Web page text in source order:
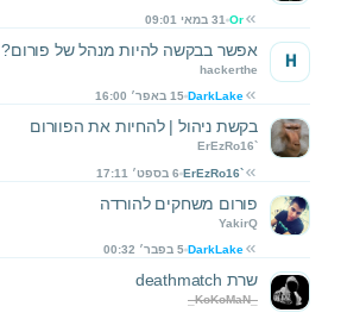
Or 31 במאי 09:01
אפשר בבקשה להיות מנהל של פורום?
hackerthe
DarkLake 15 באפר׳ 16:00
H
בקשת ניהול | להחיות את הפוורום
ErEzRo16`
ErEzRo16` 6 בספט׳ 17:11
פורום משחקים להורדה
YakirQ
DarkLake 5 בפבר׳ 00:32
שרת deathmatch
_KoKoMaN_